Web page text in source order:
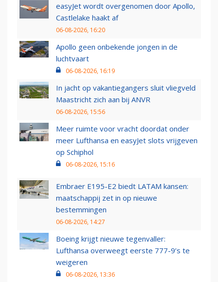
easyJet wordt overgenomen door Apollo,
Castlelake haakt af
06-08-2026, 16:20
Apollo geen onbekende jongen in de
luchtvaart
06-08-2026, 16:19
In jacht op vakantiegangers sluit vliegveld
Maastricht zich aan bij ANVR
06-08-2026, 15:56
Meer ruimte voor vracht doordat onder
meer Lufthansa en easyJet slots vrijgeven
op Schiphol
06-08-2026, 15:16
Embraer E195-E2 biedt LATAM kansen:
maatschappij zet in op nieuwe
bestemmingen
06-08-2026, 14:27
Boeing krijgt nieuwe tegenvaller:
Lufthansa overweegt eerste 777-9’s te
weigeren
06-08-2026, 13:36